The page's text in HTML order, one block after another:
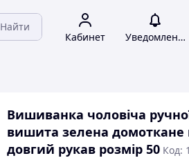
Найти
Кабинет Уведомления
Вишиванка чоловіча
вишита зелена домоткане
довгий рукав розмір 50 Код: